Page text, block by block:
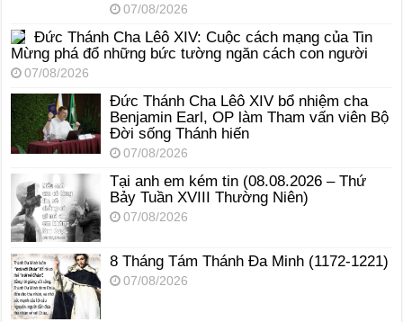
07/08/2026
Đức Thánh Cha Lêô XIV: Cuộc cách mạng của Tin
Mừng phá đổ những bức tường ngăn cách con người
07/08/2026
Đức Thánh Cha Lêô XIV bổ nhiệm cha
Benjamin Earl, OP làm Tham vấn viên Bộ
Đời sống Thánh hiến
07/08/2026
Tại anh em kém tin (08.08.2026 – Thứ
Bảy Tuần XVIII Thường Niên)
07/08/2026
8 Tháng Tám Thánh Ða Minh (1172-1221)
07/08/2026